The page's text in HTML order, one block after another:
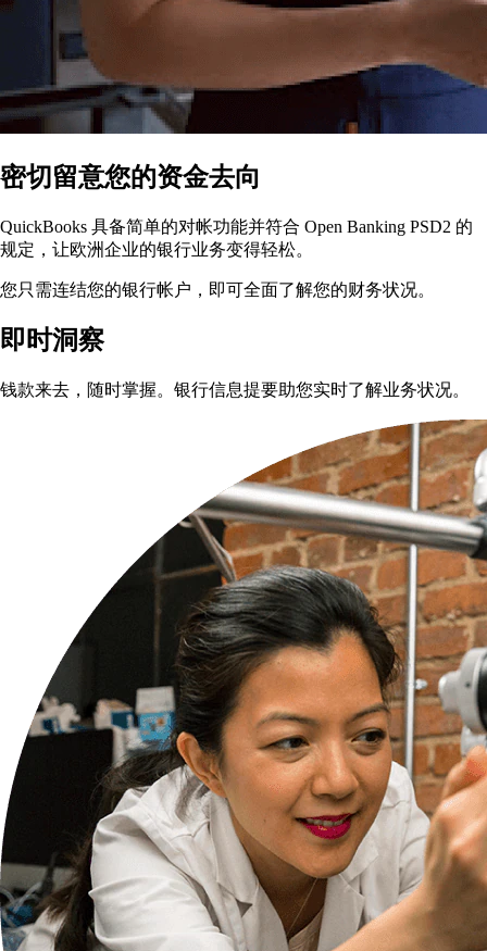
密切留意您的资金去向
QuickBooks 具备简单的对帐功能并符合 Open Banking PSD2 的
规定，让欧洲企业的银行业务变得轻松。
您只需连结您的银行帐户，即可全面了解您的财务状况。
即时洞察
钱款来去，随时掌握。银行信息提要助您实时了解业务状况。